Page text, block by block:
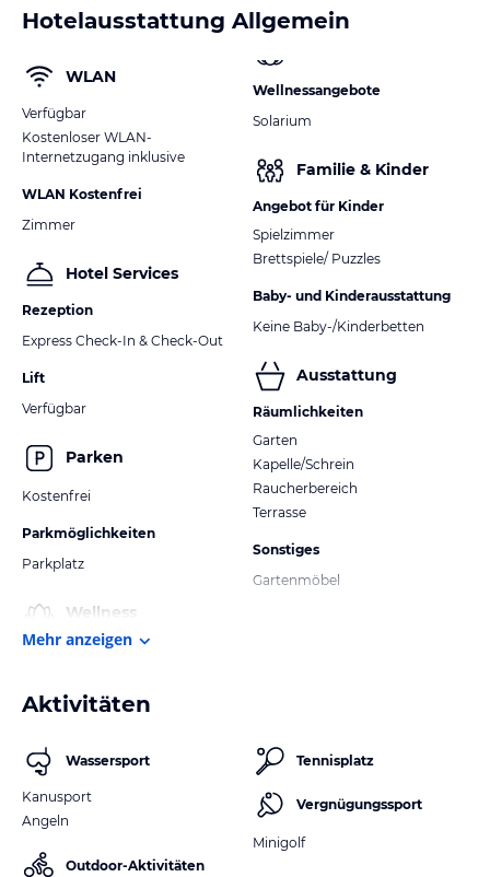
Hotelausstattung Allgemein
WLAN
Verfügbar
Kostenloser WLAN-
Internetzugang inklusive
WLAN Kostenfrei
Zimmer
Hotel Services
Rezeption
Express Check-In & Check-Out
Lift
Verfügbar
Parken
Kostenfrei
Parkmöglichkeiten
Parkplatz
Wellness
Wellnessangebote
Solarium
Familie & Kinder
Angebot für Kinder
Spielzimmer
Brettspiele/ Puzzles
Baby- und Kinderausstattung
Keine Baby-/Kinderbetten
Ausstattung
Räumlichkeiten
Garten
Kapelle/Schrein
Raucherbereich
Terrasse
Sonstiges
Gartenmöbel
Mehr anzeigen
Aktivitäten
Wassersport
Kanusport
Angeln
Outdoor-Aktivitäten
Tennisplatz
Vergnügungssport
Minigolf